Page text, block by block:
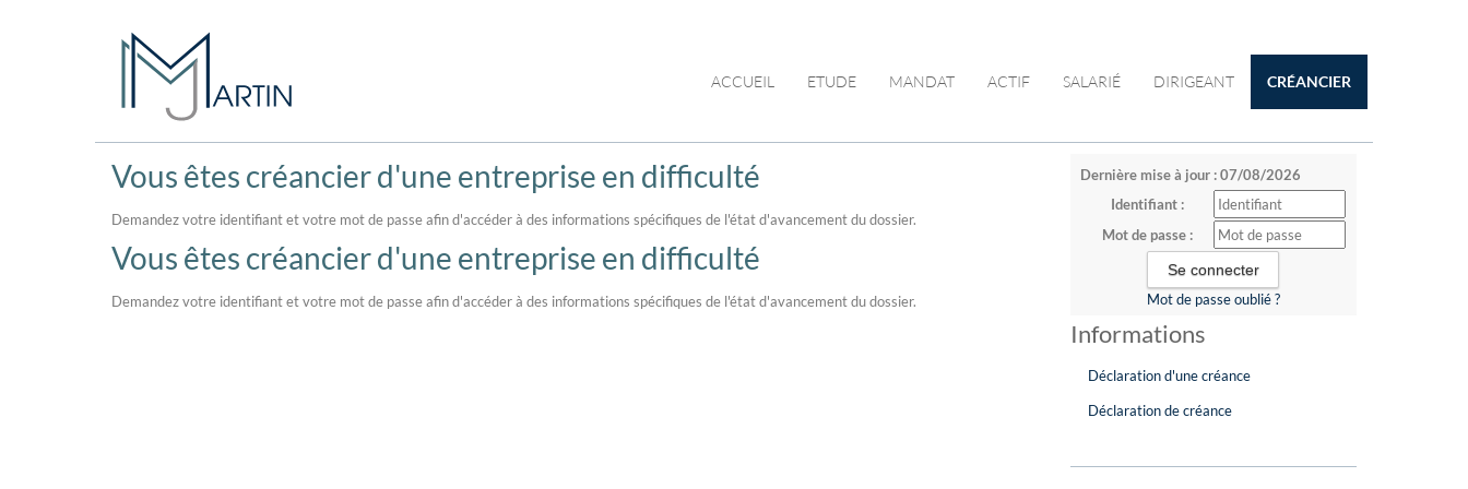
ACCUEIL ETUDE MANDAT ACTIF SALARIÉ DIRIGEANT CRÉANCIER
Dernière mise à jour : 07/08/2026
Identifiant :
Mot de passe :
Mot de passe oublié ?
Informations
Déclaration d'une créance
Déclaration de créance
Vous êtes créancier d'une entreprise en difficulté
Demandez votre identifiant et votre mot de passe afin d'accéder à des informations spécifiques de l'état d'avancement du dossier.
Vous êtes créancier d'une entreprise en difficulté
Demandez votre identifiant et votre mot de passe afin d'accéder à des informations spécifiques de l'état d'avancement du dossier.